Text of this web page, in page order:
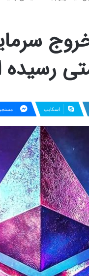
اسکایپ مسنجر